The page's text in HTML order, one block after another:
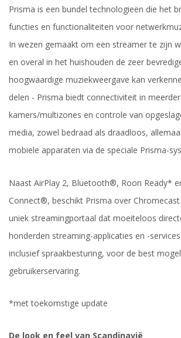
Prisma is een bundel technologieën die het
functies en functionaliteiten voor
In wezen gemaakt om een streamer te zijn
en overal in het huishouden de zeer
hoogwaardige muziekweergave kan
delen - Prisma biedt connectiviteit in
kamers/multizones en controle van
media, zowel bedraad als draadloos,
mobiele apparaten via de speciale Prisma-
Naast AirPlay 2, Bluetooth®, Roon Ready*
Connect®, beschikt Prisma over
uniek streamingportaal dat moeiteloos
honderden streaming-applicaties en -
inclusief spraakbesturing, voor de best
gebruikerservaring.
*met toekomstige update
De look en feel van Scandinavië